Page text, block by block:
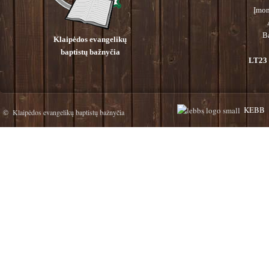
Klaipėdos evangelikų
baptistų bažnyčia
LT23
© Klaipėdos evangelikų baptistų bažnyčia KEBB